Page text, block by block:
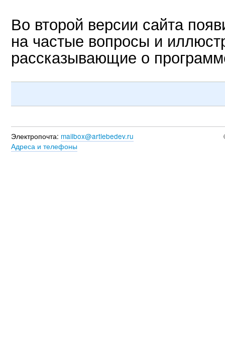
Во второй версии сайта
на частые вопросы и
рассказывающие о
Электропочта: mailbox@artlebedev.ru
Адреса и телефоны